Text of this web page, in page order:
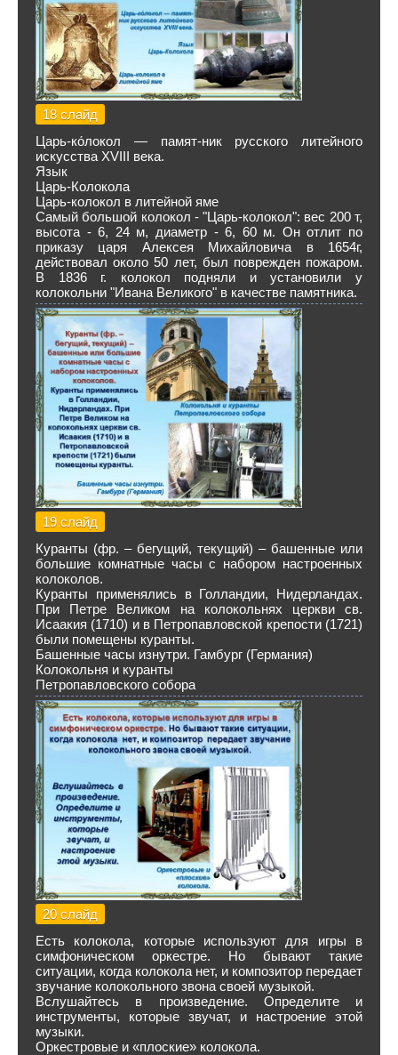
18 слайд
Царь-ко́локол — памят-ник русского литейного
искусства XVIII века.
Язык
Царь-Колокола
Царь-колокол в литейной яме
Самый большой колокол - "Царь-колокол": вес 200 т,
высота - 6, 24 м, диаметр - 6, 60 м. Он отлит по
приказу царя Алексея Михайловича в 1654г,
действовал около 50 лет, был поврежден пожаром.
В 1836 г. колокол подняли и установили у
колокольни "Ивана Великого" в качестве памятника.
19 слайд
Куранты (фр. – бегущий, текущий) – башенные или
большие комнатные часы с набором настроенных
колоколов.
Куранты применялись в Голландии, Нидерландах.
При Петре Великом на колокольнях церкви св.
Исаакия (1710) и в Петропавловской крепости (1721)
были помещены куранты.
Башенные часы изнутри. Гамбург (Германия)
Колокольня и куранты
Петропавловского собора
20 слайд
Есть колокола, которые используют для игры в
симфоническом оркестре. Но бывают такие
ситуации, когда колокола нет, и композитор передает
звучание колокольного звона своей музыкой.
Вслушайтесь в произведение. Определите и
инструменты, которые звучат, и настроение этой
музыки.
Оркестровые и «плоские» колокола.